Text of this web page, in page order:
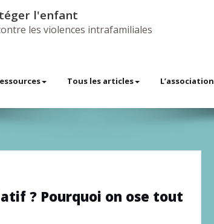
l'enfant
les violences intrafamiliales
Tous les articles L’association
? Pourquoi on ose tout